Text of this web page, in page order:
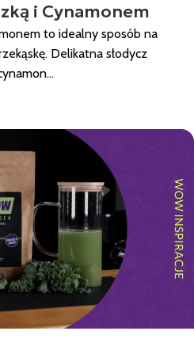
i Cynamonem
to idealny sposób na
Delikatna słodycz